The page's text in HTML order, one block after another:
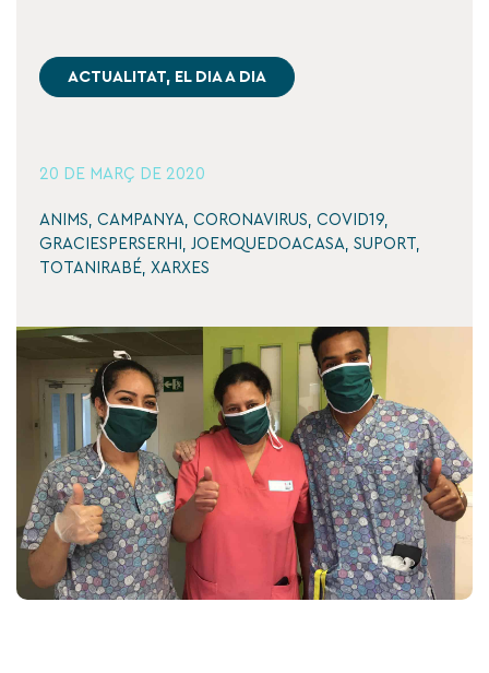
ACTUALITAT, EL DIA A DIA
20 DE MARÇ DE 2020
ANIMS CAMPANYA CORONAVIRUS COVID19,
GRACIESPERSERHI
JOEMQUEDOACASA SUPORT,
TOTANIRABÉ
XARXES